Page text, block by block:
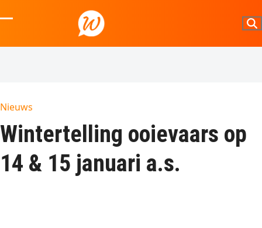
to
mobile
mobile
Nieuws
Wintertelling ooievaars op
14 & 15 januari a.s.